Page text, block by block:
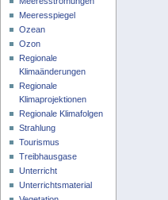
Meeresspiegel
Ozean
Ozon
Regionale
Klimaänderungen
Regionale
Klimaprojektionen
Regionale Klimafolgen
Strahlung
Tourismus
Treibhausgase
Unterricht
Unterrichtsmaterial